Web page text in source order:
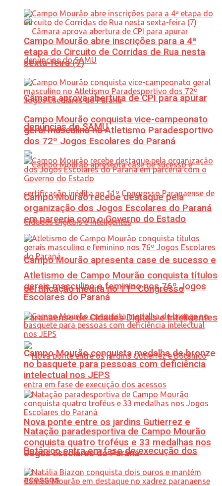
Câmara aprova abertura de CPI para apurar
denúncias do SAMU
Campo Mourão apresenta case de sucesso e
certificação inédita no 11º Congresso
Paranaense de Cidades Digitais e Inteligentes
Nova ponte entre os jardins Gutierrez e
Botânico entra em fase de execução dos
acessos
Campo Mourão abre inscrições para a 4ª
etapa do Circuito de Corridas de Rua nesta
sexta-feira (7)
Campo Mourão conquista vice-campeonato
geral masculino no Atletismo Paradesportivo
dos 72º Jogos Escolares do Paraná
Campo Mourão recebe destaque pela
organização dos Jogos Escolares do Paraná
em parceria com o Governo do Estado
Atletismo de Campo Mourão conquista títulos
gerais masculino e feminino nos 76º Jogos
Escolares do Paraná
Campo Mourão conquista medalha de bronze
no basquete para pessoas com deficiência
intelectual nos JEPS
Natação paradesportiva de Campo Mourão
conquista quatro troféus e 33 medalhas nos
Jogos Escolares do Paraná